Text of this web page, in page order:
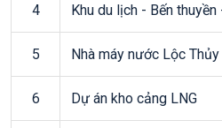
4 Khu du lịch - Bến
5 Nhà máy nước Lộc Thủy
6 Dự án kho cảng LNG